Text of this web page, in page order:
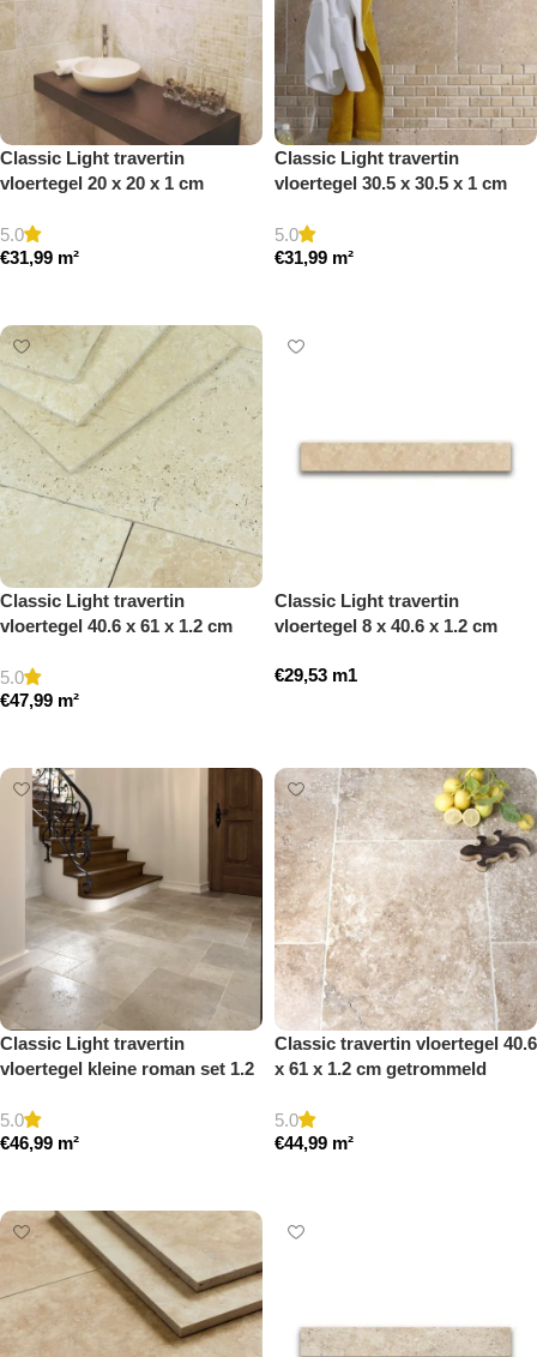
Classic Light travertin
vloertegel 20 x 20 x 1 cm
5.0
€31,99 m²
Classic Light travertin
vloertegel 30.5 x 30.5 x 1 cm
5.0
€31,99 m²
Classic Light travertin
vloertegel 40.6 x 61 x 1.2 cm
5.0
€47,99 m²
Classic Light travertin
vloertegel 8 x 40.6 x 1.2 cm
€29,53 m1
Classic Light travertin
vloertegel kleine roman set 1.2
5.0
€46,99 m²
Classic travertin vloertegel 40.6
x 61 x 1.2 cm getrommeld
5.0
€44,99 m²